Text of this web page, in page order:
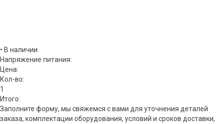
• В наличии
Напряжение питания:
Цена:
Кол-во:
1
Итого:
Заполните форму, мы свяжемся с вами для уточнения деталей
заказа, комплектации оборудования, условий и сроков доставки,